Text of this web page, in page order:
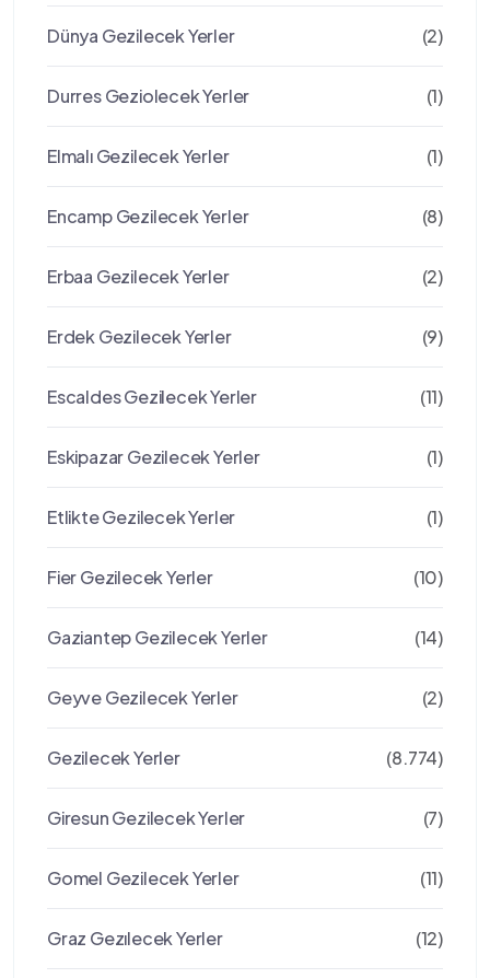
Dünya Gezilecek Yerler (2)
Durres Geziolecek Yerler (1)
Elmalı Gezilecek Yerler (1)
Encamp Gezilecek Yerler (8)
Erbaa Gezilecek Yerler (2)
Erdek Gezilecek Yerler (9)
Escaldes Gezilecek Yerler (11)
Eskipazar Gezilecek Yerler (1)
Etlikte Gezilecek Yerler (1)
Fier Gezilecek Yerler (10)
Gaziantep Gezilecek Yerler (14)
Geyve Gezilecek Yerler (2)
Gezilecek Yerler (8.774)
Giresun Gezilecek Yerler (7)
Gomel Gezilecek Yerler (11)
Graz Gezılecek Yerler (12)